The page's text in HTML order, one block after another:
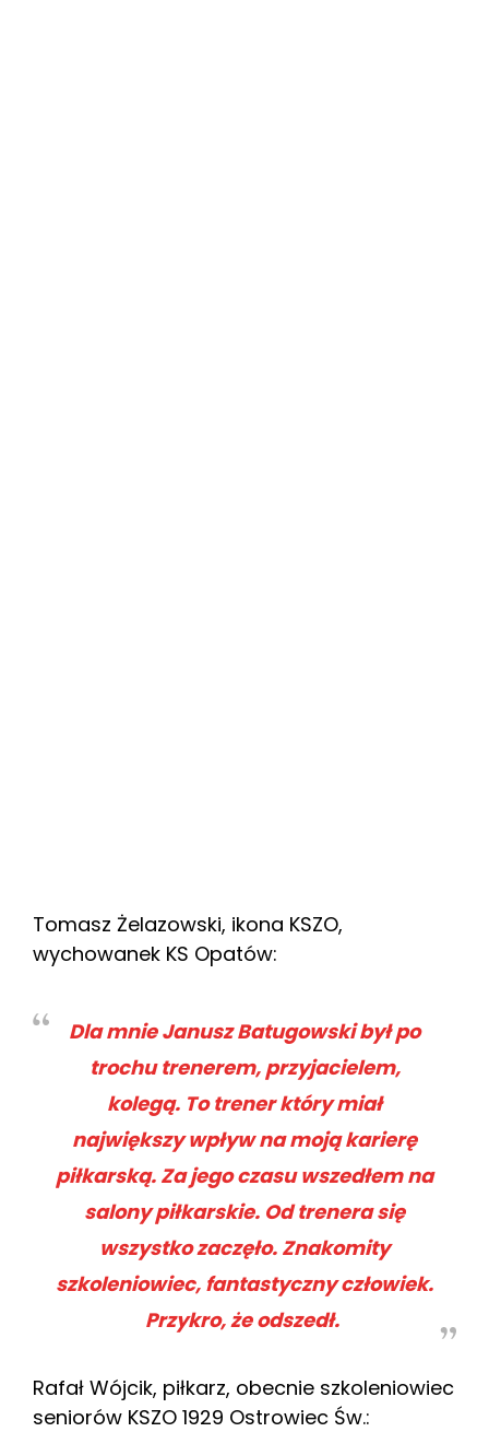
Tomasz Żelazowski, ikona KSZO,
wychowanek KS Opatów:
Dla mnie Janusz Batugowski był po
trochu trenerem, przyjacielem,
kolegą. To trener który miał
największy wpływ na moją karierę
piłkarską. Za jego czasu wszedłem na
salony piłkarskie. Od trenera się
wszystko zaczęło. Znakomity
szkoleniowiec, fantastyczny człowiek.
Przykro, że odszedł.
Rafał Wójcik, piłkarz, obecnie szkoleniowiec
seniorów KSZO 1929 Ostrowiec Św.: